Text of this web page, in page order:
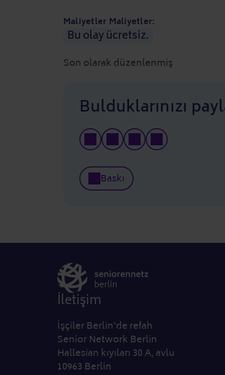
Maliyetler Maliyetler:
Bu olay ücretsiz.
Son olarak düzenlenmiş
Bulduklarınızı
Baskı
İletişim
İşçiler Berlin'de refah
Senior Network Berlin
Hallesian kıyıları 30 A, avlu
10963 Berlin